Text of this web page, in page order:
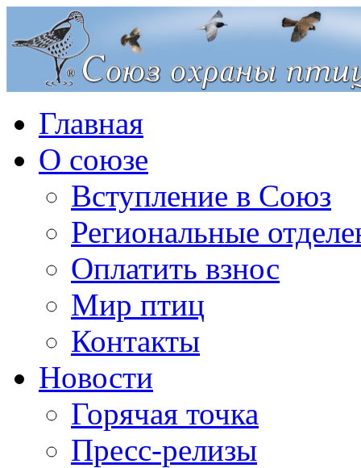
Главная
О союзе
Вступление в Союз
Региональные
Оплатить взнос
Мир птиц
Контакты
Новости
Горячая точка
Пресс-релизы